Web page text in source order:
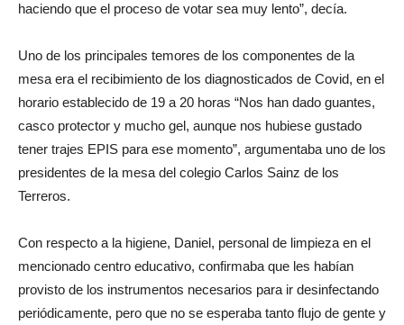
haciendo que el proceso de votar sea muy lento”, decía.
Uno de los principales temores de los componentes de la
mesa era el recibimiento de los diagnosticados de Covid, en el
horario establecido de 19 a 20 horas “Nos han dado guantes,
casco protector y mucho gel, aunque nos hubiese gustado
tener trajes EPIS para ese momento”, argumentaba uno de los
presidentes de la mesa del colegio Carlos Sainz de los
Terreros.
Con respecto a la higiene, Daniel, personal de limpieza en el
mencionado centro educativo, confirmaba que les habían
provisto de los instrumentos necesarios para ir desinfectando
periódicamente, pero que no se esperaba tanto flujo de gente y